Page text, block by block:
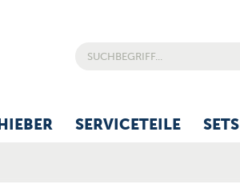
SERVICETEILE SETS